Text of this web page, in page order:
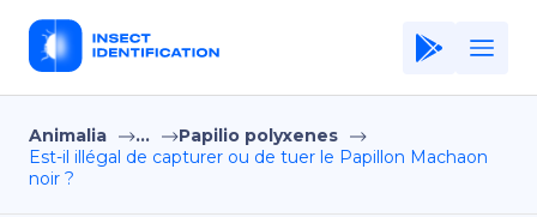
Home
Application
Animalia ...
Papilio polyxenes
Est-il illégal de capturer ou de tuer le Papillon Machaon
noir ?